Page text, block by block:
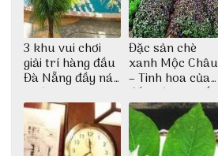
3 khu vui chơi
giải trí hàng đầu
Đà Nẵng đầy náo
nhiệt
Đặc sản chè
xanh Mộc Châu
– Tinh hoa của
đất trời Tây Bắc